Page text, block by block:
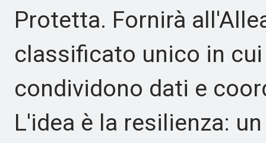
Protetta. Fornirà
classificato unico in
condividono dati e
L'idea è la resilienza: